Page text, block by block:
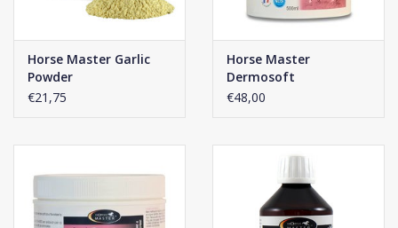
Horse Master Garlic
Powder
€21,75
Horse Master
Dermosoft
€48,00